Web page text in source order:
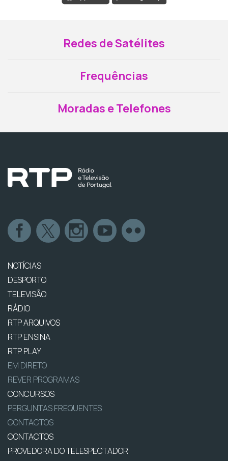
Redes de Satélites
Frequências
Moradas e Telefones
NOTÍCIAS
DESPORTO
TELEVISÃO
RÁDIO
RTP ARQUIVOS
RTP ENSINA
RTP PLAY
EM DIRETO
REVER PROGRAMAS
CONCURSOS
PERGUNTAS FREQUENTES
CONTACTOS
CONTACTOS
PROVEDORA DO TELESPECTADOR